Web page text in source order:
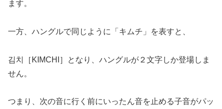
ます。
一方、ハングルで同じように「キムチ」を表すと、
김치［KIMCHI］となり、ハングルが２文字しか登場しま
せん。
つまり、次の音に行く前にいったん音を止める子音がパッ